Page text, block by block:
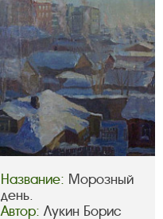
Название: Морозный
день.
Автор: Лукин Борис